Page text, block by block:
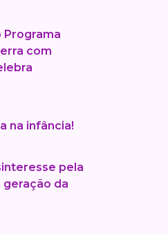
Programa
com
na infância!
pela
geração da